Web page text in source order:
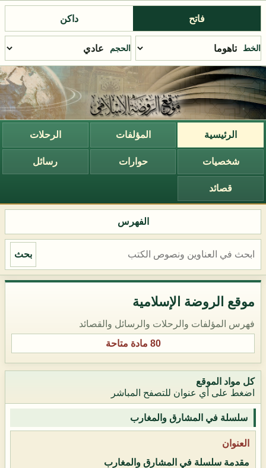
فاتح داكن
الخط الحجم
الرئيسية المؤلفات الرحلات
شخصيات حوارات رسائل
قصائد
الفهرس
بحث
موقع الروضة الإسلامية
فهرس المؤلفات والرحلات والرسائل والقصائد
80 مادة متاحة
كل مواد الموقع
اضغط على أي عنوان للتصفح المباشر
سلسلة في المشارق والمغارب
مقدمة سلسلة في المشارق والمغارب